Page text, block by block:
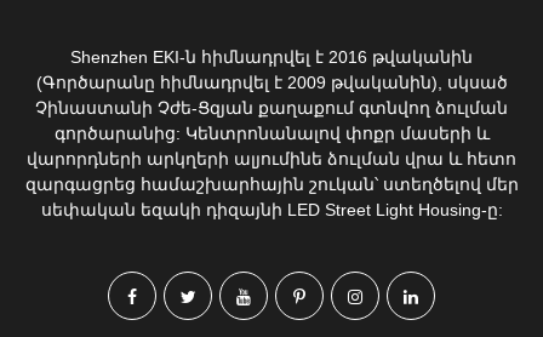
Shenzhen EKI-ն հիմնադրվել է 2016 թվականին
(Գործարանը հիմնադրվել է 2009 թվականին), սկսած
Չինաստանի Չժե-Ցզյան քաղաքում գտնվող ձուլման
գործարանից: Կենտրոնանալով փոքր մասերի և
վարորդների արկղերի ալյումինե ձուլման վրա և հետո
զարգացրեց համաշխարհային շուկան՝ ստեղծելով մեր
սեփական եզակի դիզայնի LED Street Light Housing-ը: